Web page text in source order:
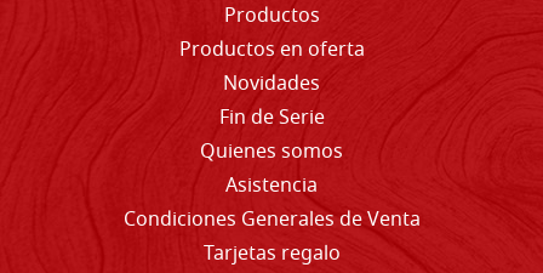
Productos
Productos en oferta
Novidades
Fin de Serie
Quienes somos
Asistencia
Condiciones Generales de Venta
Tarjetas regalo